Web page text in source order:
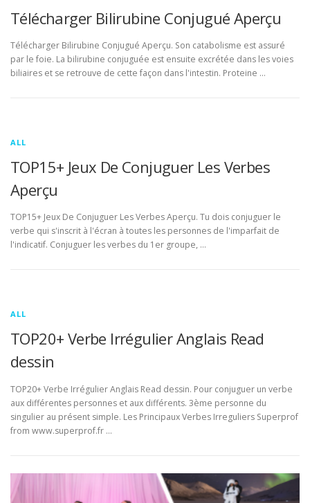
Télécharger Bilirubine Conjugué Aperçu
Télécharger Bilirubine Conjugué Aperçu. Son catabolisme est assuré
par le foie. La bilirubine conjuguée est ensuite excrétée dans les voies
biliaires et se retrouve de cette façon dans l'intestin. Proteine …
ALL
TOP15+ Jeux De Conjuguer Les Verbes
Aperçu
TOP15+ Jeux De Conjuguer Les Verbes Aperçu. Tu dois conjuguer le
verbe qui s'inscrit à l'écran à toutes les personnes de l'imparfait de
l'indicatif. Conjuguer les verbes du 1er groupe, …
ALL
TOP20+ Verbe Irrégulier Anglais Read
dessin
TOP20+ Verbe Irrégulier Anglais Read dessin. Pour conjuguer un verbe
aux différentes personnes et aux différents. 3ème personne du
singulier au présent simple. Les Principaux Verbes Irreguliers Superprof
from www.superprof.fr …